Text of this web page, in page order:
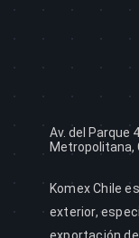
Av. del Parque
Metropolitana,
Komex Chile
exterior,